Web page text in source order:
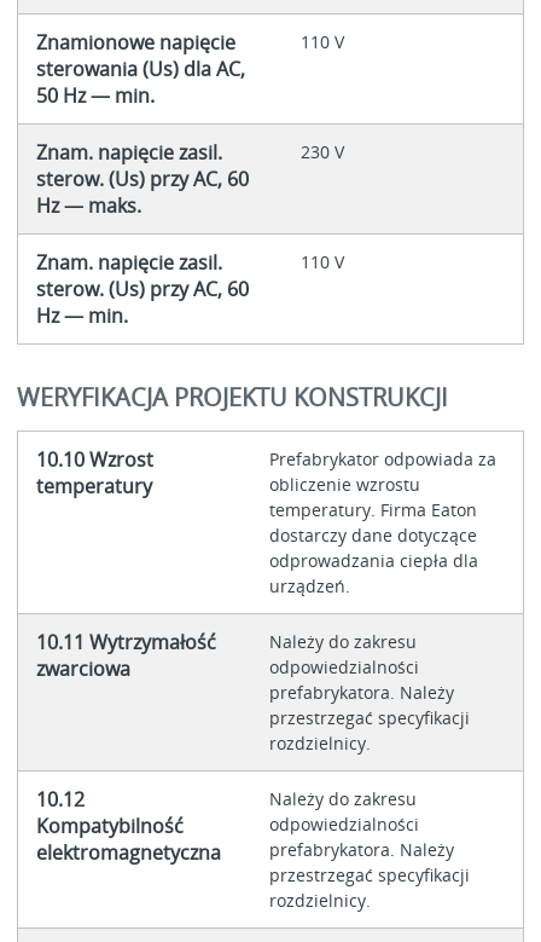
Znamionowe napięcie
sterowania (Us) dla AC,
50 Hz — min.
110 V
Znam. napięcie zasil.
sterow. (Us) przy AC, 60
Hz — maks.
230 V
Znam. napięcie zasil.
sterow. (Us) przy AC, 60
Hz — min.
110 V
WERYFIKACJA PROJEKTU KONSTRUKCJI
10.10 Wzrost
temperatury
Prefabrykator odpowiada za
obliczenie wzrostu
temperatury. Firma Eaton
dostarczy dane dotyczące
odprowadzania ciepła dla
urządzeń.
10.11 Wytrzymałość
zwarciowa
Należy do zakresu
odpowiedzialności
prefabrykatora. Należy
przestrzegać specyfikacji
rozdzielnicy.
10.12
Kompatybilność
elektromagnetyczna
Należy do zakresu
odpowiedzialności
prefabrykatora. Należy
przestrzegać specyfikacji
rozdzielnicy.